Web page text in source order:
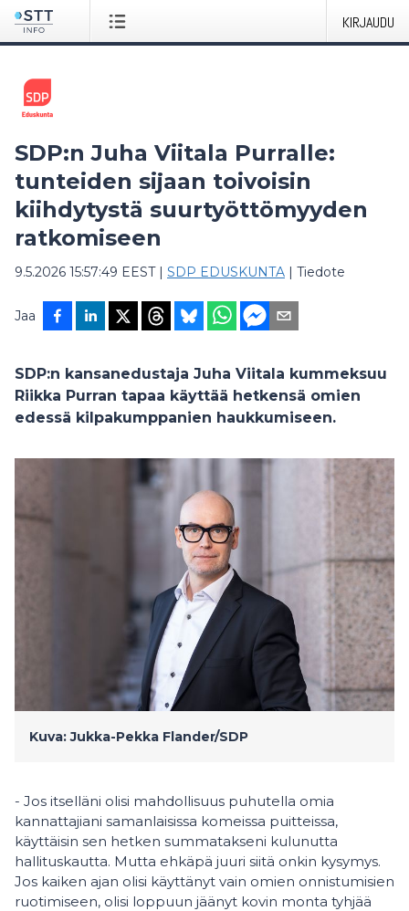
KIRJAUDU
SDP:n Juha Viitala Purralle:
tunteiden sijaan toivoisin
kiihdytystä suurtyöttömyyden
ratkomiseen
9.5.2026 15:57:49 EEST| SDP EDUSKUNTA | Tiedote
Jaa
SDP:n kansanedustaja Juha Viitala kummeksuu
Riikka Purran tapaa käyttää hetkensä omien
edessä kilpakumppanien haukkumiseen.
Kuva: Jukka-Pekka Flander/SDP
- Jos itselläni olisi mahdollisuus puhutella omia
kannattajiani samanlaisissa komeissa puitteissa,
käyttäisin sen hetken summatakseni kulunutta
hallituskautta. Mutta ehkäpä juuri siitä onkin kysymys.
Jos kaiken ajan olisi käyttänyt vain omien onnistumisien
ruotimiseen, olisi loppuun jäänyt kovin monta tyhjää